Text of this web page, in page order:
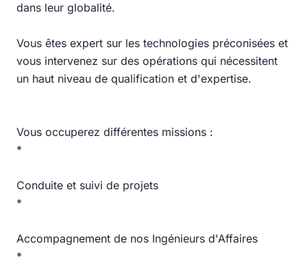
dans leur globalité.
Vous êtes expert sur les technologies préconisées et
vous intervenez sur des opérations qui nécessitent
un haut niveau de qualification et d'expertise.
Vous occuperez différentes missions :
*
Conduite et suivi de projets
*
Accompagnement de nos Ingénieurs d'Affaires
*